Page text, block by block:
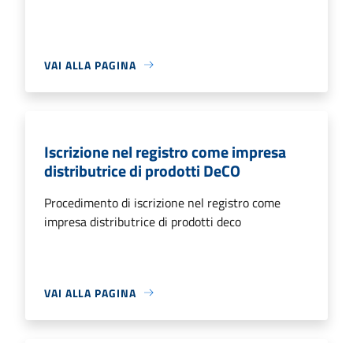
VAI ALLA PAGINA
Iscrizione nel registro come impresa
distributrice di prodotti DeCO
Procedimento di iscrizione nel registro come
impresa distributrice di prodotti deco
VAI ALLA PAGINA